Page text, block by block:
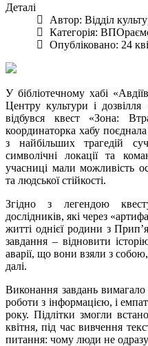
Деталі
Автор: Відділ
Категорія:
Опубліковано: 24
У бібліотечному хабі
Центру культури і дозвілля
відбувся квест «Зона:
координаторка хабу
з найбільших трагедій
символічні локації та
учасниці мали можливість
та людської стійкості.
Згідно з легендою
дослідників, які через
житті однієї родини з
завдання – відновити
аварії, що вони взяли з
далі.
Виконання завдань вимагало
роботи з інформацією, і
року. Підлітки змогли
квітня, під час вивчення
питання: чому люди не